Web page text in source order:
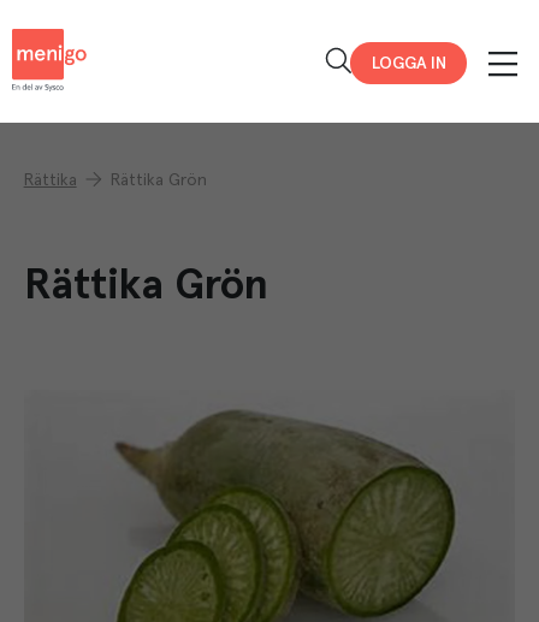
LOGGA IN
Rättika Rättika Grön
Rättika Grön